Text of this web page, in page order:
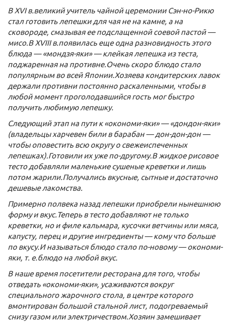
В XVI в.великий учитель чайной церемонии Сэн-но-Рикю
стал готовить лепешки для чая не на камне, а на
сковороде, смазывая ее подслащенной соевой пастой —
мисо.В XVIII в.появилась еще одна разновидность этого
блюда — «мондзя-яки» — клейкая лепешка из теста,
поджаренная на противне.Очень скоро блюдо стало
популярным во всей Японии.Хозяева кондитерских лавок
держали противни постоянно раскаленными, чтобы в
любой момент проголодавшийся гость мог быстро
получить любимую лепешку.
Следующий этап на пути к «окономи-яки» — «дондон-яки»
(владельцы харчевен били в барабан — дон-дон-дон —
чтобы оповестить всю округу о свежеиспеченных
лепешках).Готовили их уже по-другому.В жидкое рисовое
тесто добавляли маленькие сушеные креветки и лишь
потом жарили.Получались вкусные, сытные и достаточно
дешевые лакомства.
Примерно полвека назад лепешки приобрели нынешнюю
форму и вкус.Теперь в тесто добавляют не только
креветки, но и филе кальмара, кусочки ветчины или мяса,
капусту, перец и другие ингредиенты — кому что больше
по вкусу.И называться блюдо стало по-новому — окономи-
яки, т. е.блюдо на любой вкус.
В наше время посетители ресторана для того, чтобы
отведать «окономи-яки», усаживаются вокруг
специального жарочного стола, в центре которого
вмонтирован большой стальной лист, подогреваемый
снизу газом или электричеством.Хозяин замешивает